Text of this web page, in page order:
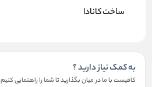
ساخت کانادا
به کمک نیاز دارید ؟
کافیست با ما در میان بگذارید تا شما را راهنمایی کنیم